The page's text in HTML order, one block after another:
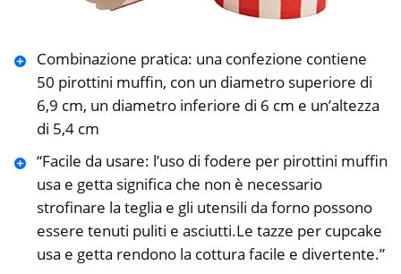
Combinazione pratica: una confezione contiene
50 pirottini muffin, con un diametro superiore di
6,9 cm, un diametro inferiore di 6 cm e un’altezza
di 5,4 cm
“Facile da usare: l’uso di fodere per pirottini muffin
usa e getta significa che non è necessario
strofinare la teglia e gli utensili da forno possono
essere tenuti puliti e asciutti.Le tazze per cupcake
usa e getta rendono la cottura facile e divertente.”